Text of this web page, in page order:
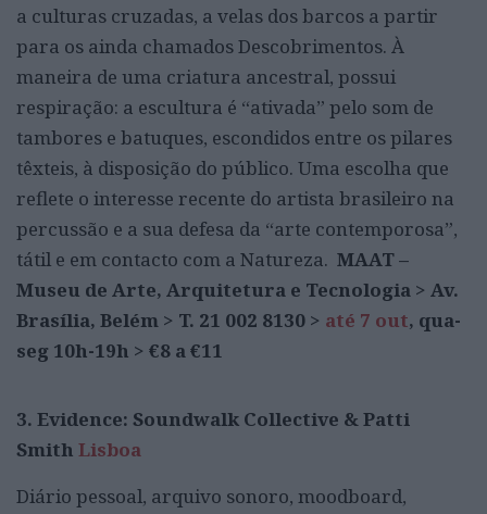
a culturas cruzadas, a velas dos barcos a partir
para os ainda chamados Descobrimentos. À
maneira de uma criatura ancestral, possui
respiração: a escultura é “ativada” pelo som de
tambores e batuques, escondidos entre os pilares
têxteis, à disposição do público. Uma escolha que
reflete o interesse recente do artista brasileiro na
percussão e a sua defesa da “arte contemporosa”,
tátil e em contacto com a Natureza. MAAT –
Museu de Arte, Arquitetura e Tecnologia > Av.
Brasília, Belém > T. 21 002 8130 > até 7 out, qua-
seg 10h-19h > €8 a €11
3. Evidence: Soundwalk Collective & Patti
Smith Lisboa
Diário pessoal, arquivo sonoro, moodboard,